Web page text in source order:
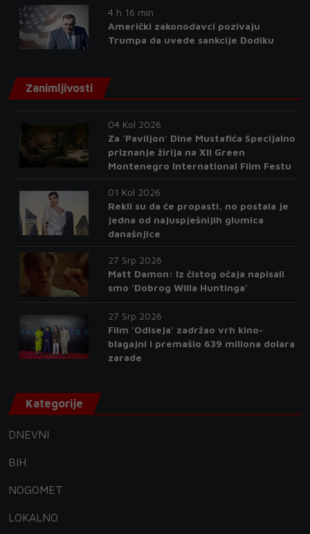
4 h 16 min
Američki zakonodavci pozivaju
Trumpa da uvede sankcije Dodiku
Zanimljivosti
04 Kol 2026
Za 'Paviljon' Dine Mustafića Specijalno
priznanje žirija na XII Green
Montenegro International Film Festu
01 Kol 2026
Rekli su da će propasti, no postala je
jedna od najuspješnijih glumica
današnjice
27 Srp 2026
Matt Damon: Iz čistog očaja napisali
smo 'Dobrog Willa Huntinga'
27 Srp 2026
Film 'Odiseja' zadržao vrh kino-
blagajni i premašio 639 miliona dolara
zarade
Kategorije
DNEVNI
BIH
NOGOMET
LOKALNO